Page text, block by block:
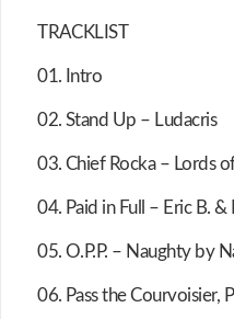
TRACKLIST
01. Intro
02. Stand Up – Ludacris
03. Chief Rocka – Lords
04. Paid in Full – Eric B. &
05. O.P.P. – Naughty by
06. Pass the Courvoisier,